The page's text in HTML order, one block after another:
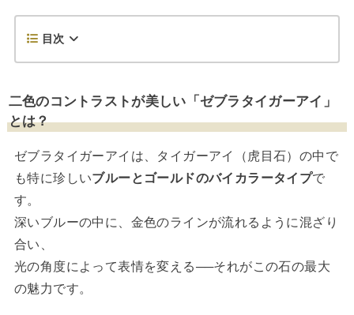
目次
二色のコントラストが美しい「ゼブラタイガーアイ」
とは？
ゼブラタイガーアイは、タイガーアイ（虎目石）の中で
も特に珍しいブルーとゴールドのバイカラータイプで
す。
深いブルーの中に、金色のラインが流れるように混ざり
合い、
光の角度によって表情を変える──それがこの石の最大
の魅力です。